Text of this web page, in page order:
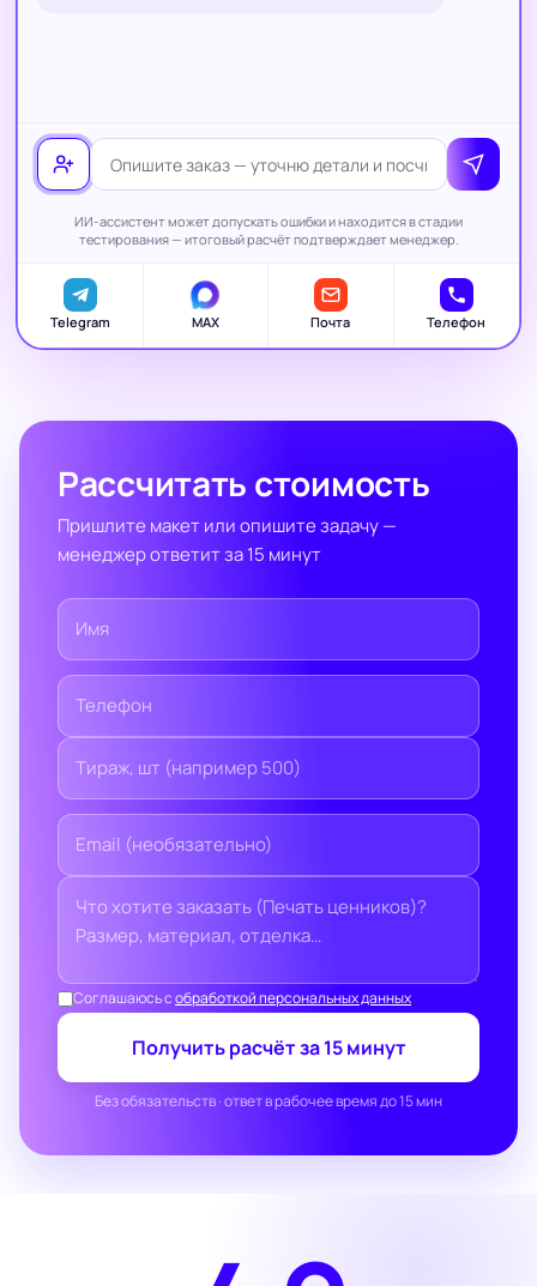
ИИ-ассистент может допускать ошибки и находится в стадии
тестирования — итоговый расчёт подтверждает менеджер.
Telegram MAX Почта Телефон
Рассчитать стоимость
Пришлите макет или опишите задачу —
менеджер ответит за 15 минут
Соглашаюсь собработкой персональных данных
Получить расчёт за 15 минут
Без обязательств · ответ в рабочее время до 15 мин